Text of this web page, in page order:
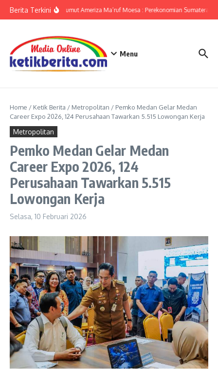
Berita TerkiniKPwBI Sumut Ameriza Ma’ruf Moesa : Perekonomian Sumatera
Menu
Home / Ketik Berita / Metropolitan / Pemko Medan Gelar Medan
Career Expo 2026, 124 Perusahaan Tawarkan 5.515 Lowongan Kerja
Metropolitan
Pemko Medan Gelar Medan
Career Expo 2026, 124
Perusahaan Tawarkan 5.515
Lowongan Kerja
Selasa, 10 Februari 2026